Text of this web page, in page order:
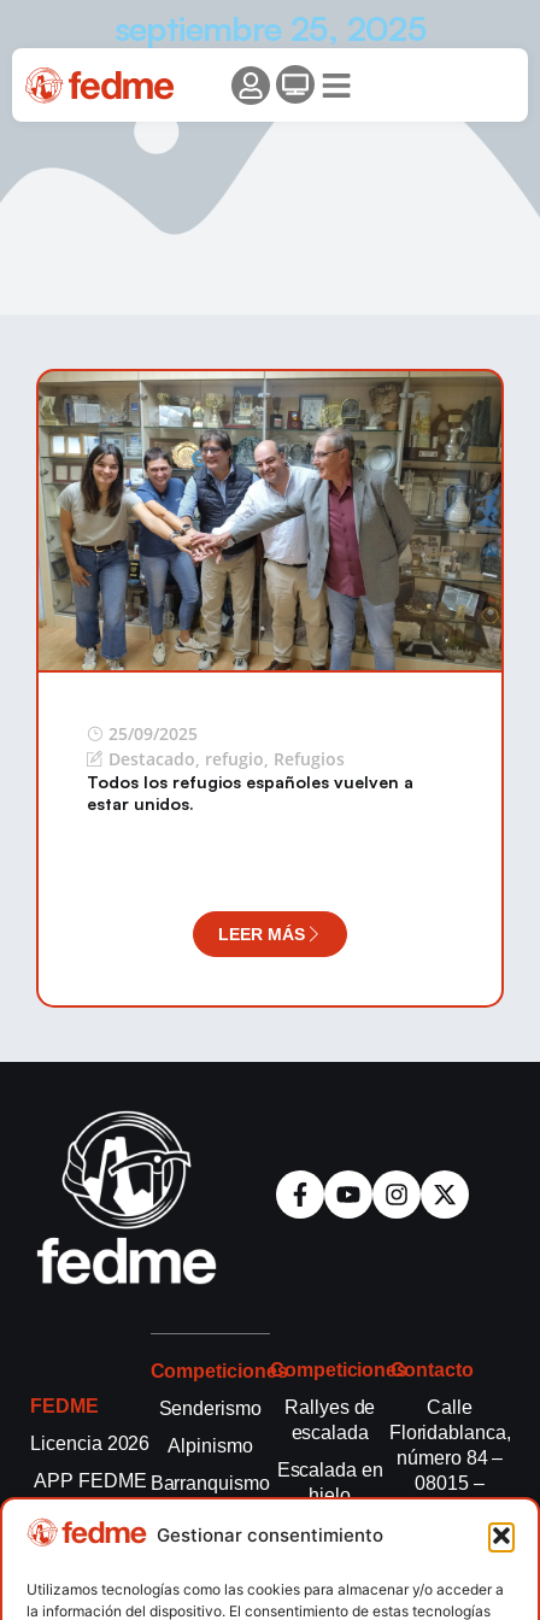
Gestionar consentimiento
Utilizamos tecnologías como las cookies para almacenar y/o acceder a
la información del dispositivo. El consentimiento de estas tecnologías
septiembre 25, 2025
25/09/2025
Destacado, refugio, Refugios
Todos los refugios españoles vuelven a
estar unidos.
LEER MÁS
FEDME
Licencia 2026
APP FEDME
Transparencia
autonómicas
Competiciones
Senderismo
Alpinismo
Barranquismo
montaña
Escalada
Competiciones
Rallyes de
escalada
Escalada en
hielo
Esquí de
Marcha
Contacto
Calle
Floridablanca,
número 84 –
08015 –
fedme@fedme.es
934 264 267